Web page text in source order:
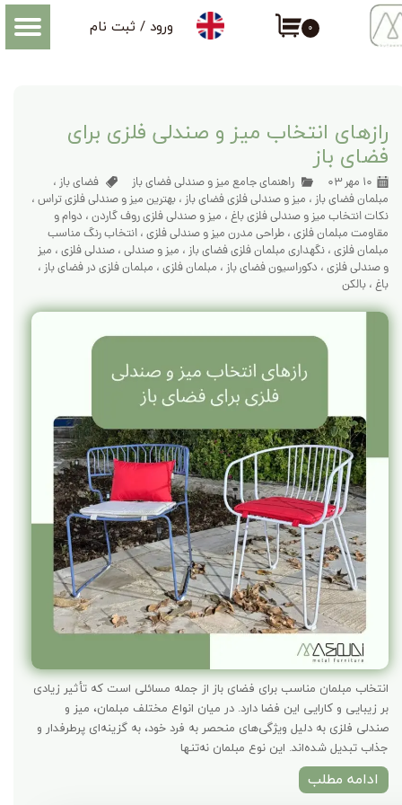
۰ ورود / ثبت نام
حساب کاربری من
سفارشات
خروج از حساب کاربری
رازهای انتخاب میز و صندلی فلزی برای
فضای باز
۱۰ مهر ۰۳ راهنمای جامع میز و صندلی فضای باز فضای باز ،
مبلمان فضای باز ، میز و صندلی فلزی فضای باز ، بهترین میز و صندلی فلزی تراس ،
نکات انتخاب میز و صندلی فلزی باغ ، میز و صندلی فلزی روف گاردن ، دوام و
مقاومت مبلمان فلزی ، طراحی مدرن میز و صندلی فلزی ، انتخاب رنگ مناسب
مبلمان فلزی ، نگهداری مبلمان فلزی فضای باز ، میز و صندلی ، صندلی فلزی ، میز
و صندلی فلزی ، دکوراسیون فضای باز ، مبلمان فلزی ، مبلمان فلزی در فضای باز ،
باغ ، بالکن
انتخاب مبلمان مناسب برای فضای باز از جمله مسائلی است که تأثیر زیادی
بر زیبایی و کارایی این فضا دارد. در میان انواع مختلف مبلمان، میز و
صندلی فلزی به دلیل ویژگی‌های منحصر به فرد خود، به گزینه‌ای پرطرفدار و
جذاب تبدیل شده‌اند. این نوع مبلمان نه‌تنها
ادامه مطلب